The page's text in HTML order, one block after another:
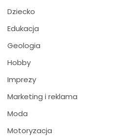
Dziecko
Edukacja
Geologia
Hobby
Imprezy
Marketing i reklama
Moda
Motoryzacja